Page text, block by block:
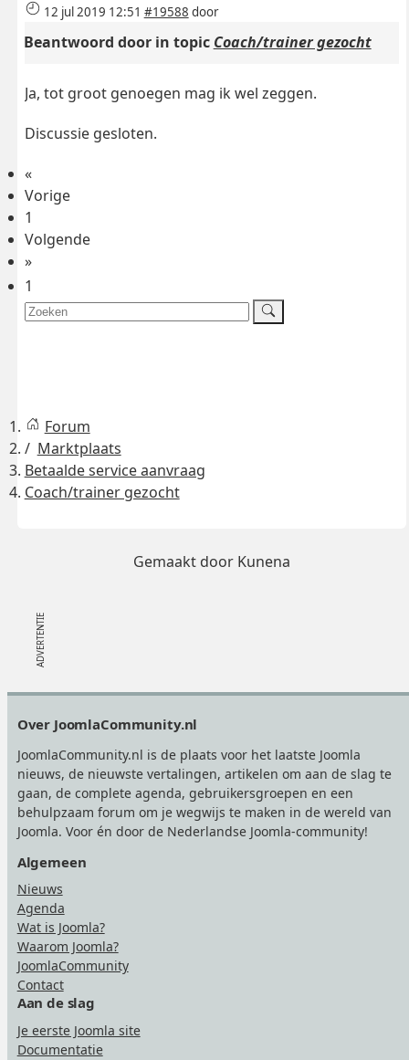
12 jul 2019 12:51 #19588 door
Beantwoord door in topic Coach/trainer gezocht
Ja, tot groot genoegen mag ik wel zeggen.
Discussie gesloten.
«
Vorige
1
Volgende
»
1
Forum
Marktplaats
Betaalde service aanvraag
Coach/trainer gezocht
Gemaakt door Kunena
Over JoomlaCommunity.nl
JoomlaCommunity.nl is de plaats voor het laatste Joomla
nieuws, de nieuwste vertalingen, artikelen om aan de slag te
gaan, de complete agenda, gebruikersgroepen en een
behulpzaam forum om je wegwijs te maken in de wereld van
Joomla. Voor én door de Nederlandse Joomla-community!
Algemeen
Nieuws
Agenda
Wat is Joomla?
Waarom Joomla?
JoomlaCommunity
Contact
Aan de slag
Je eerste Joomla site
Documentatie